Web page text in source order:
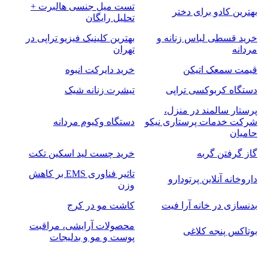
بهترین کادو برای دختر
تست میل جنسی هالبرت +
تحلیل رایگان
خرید قسطی لباس زنانه و
مردانه
بهترین کلینیک فیزیو تراپی در
تهران
قیمت سمعک اتیکن
خرید دایرکت انبوه
دستگاه کربوکسی تراپی
تیشرت زنانه شیک
پرستار سالمند در منزل،
شرکت خدمات پرستاری نیکو
حامیان
دستگاه وکیوم مردانه
گاز گرفتن گربه خرید چست لید اسکین تکت
داروخانه آنلاین پرتودارو
تاثیر فناوری EMS بر کاهش
وزن
بدنسازی در خانه آرا فیت
کاشت مو در کرج
بوتاکس پنجه کلاغی
محصولات آرایشی، مراقبت
پوست و مو و بدلیجات